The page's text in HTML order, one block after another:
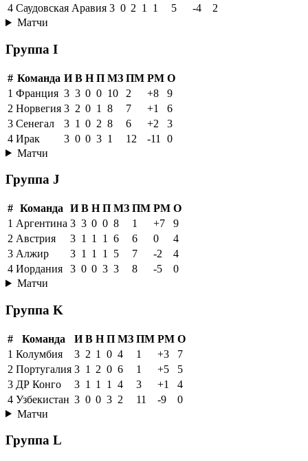
4 Саудовская Аравия 3 0 2 1 1 5 -4
2
Матчи
Группа I
# Команда И В Н П МЗ ПМ РМ О
1 Франция 3 3 0 0 10 2 +8
9
2 Норвегия 3 2 0 1 8 7 +1
6
3 Сенегал 3 1 0 2 8 6 +2
3
4 Ирак 3 0 0 3 1 12 -11
0
Матчи
Группа J
# Команда И В Н П МЗ ПМ РМ О
1 Аргентина 3 3 0 0 8 1 +7
9
2 Австрия 3 1 1 1 6 6 0
4
3 Алжир 3 1 1 1 5 7 -2
4
4 Иордания 3 0 0 3 3 8 -5
0
Матчи
Группа K
# Команда И В Н П МЗ ПМ РМ О
1 Колумбия 3 2 1 0 4 1 +3
7
2 Португалия 3 1 2 0 6 1 +5
5
3 ДР Конго 3 1 1 1 4 3 +1
4
4 Узбекистан 3 0 0 3 2 11 -9
0
Матчи
Группа L